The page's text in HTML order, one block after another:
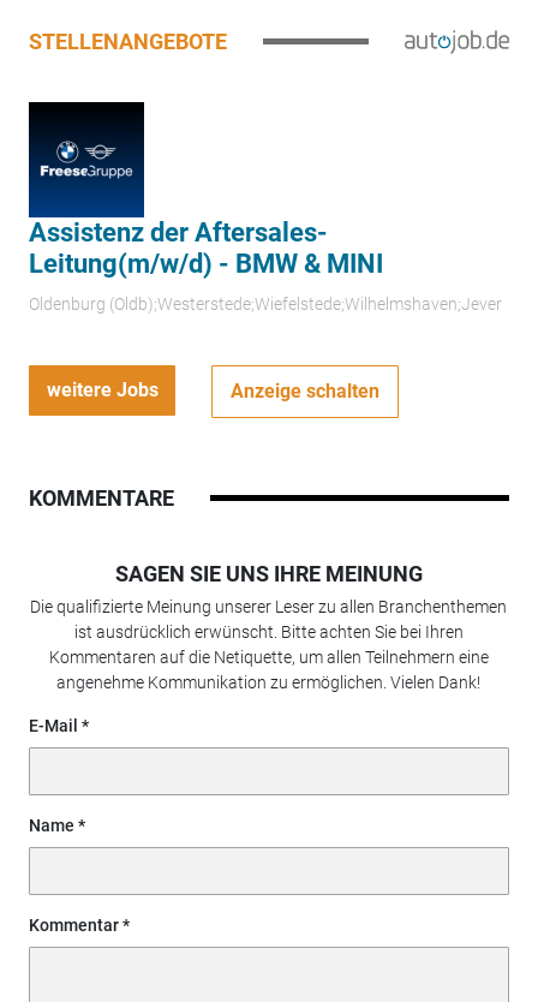
STELLENANGEBOTE
Assistenz der Aftersales-
Leitung(m/w/d) - BMW & MINI
Oldenburg (Oldb);Westerstede;Wiefelstede;Wilhelmshaven;Jever
weitere Jobs Anzeige schalten
KOMMENTARE
SAGEN SIE UNS IHRE MEINUNG
Die qualifizierte Meinung unserer Leser zu allen Branchenthemen
ist ausdrücklich erwünscht. Bitte achten Sie bei Ihren
Kommentaren auf die Netiquette, um allen Teilnehmern eine
angenehme Kommunikation zu ermöglichen. Vielen Dank!
E-Mail
Name
Kommentar